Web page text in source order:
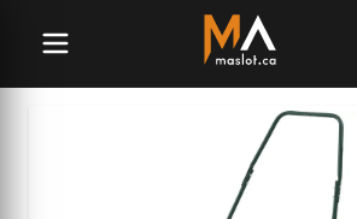
Jardinage et terrassement